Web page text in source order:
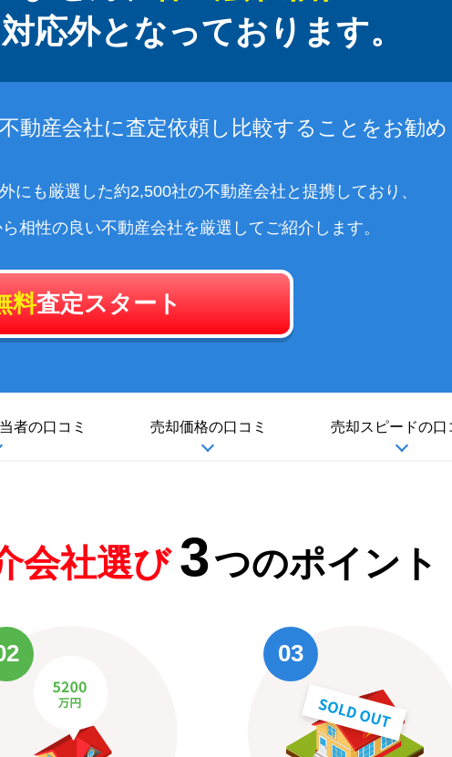
応外となっております。
動産会社に査定依頼し比較することをお勧め
にも厳選した約2,500社の不動産会社と提携しており、
相性の良い不動産会社を厳選してご紹介します。
料査定スタート
者の口コミ 売却価格の口コミ 売却スピードの口
会社選び 3つのポイント
03